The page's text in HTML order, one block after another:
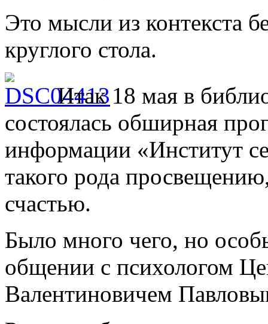
Это мысли из контекста
круглого стола.
Итак 18 мая в
состоялась обширная
информации «Институт
такого рода
счастью.
Было много чего, но
общении с психологом
Валентиновичем